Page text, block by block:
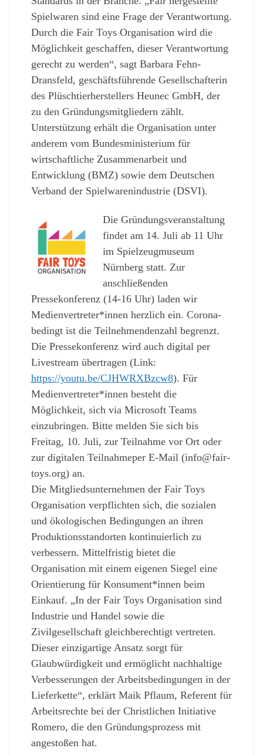
Spielwaren sind eine Frage der Verantwortung.
Durch die Fair Toys Organisation wird die
Möglichkeit geschaffen, dieser Verantwortung
gerecht zu werden“, sagt Barbara Fehn-
Dransfeld, geschäftsführende Gesellschafterin
des Plüschtierherstellers Heunec GmbH, der
zu den Gründungsmitgliedern zählt.
Unterstützung erhält die Organisation unter
anderem vom Bundesministerium für
wirtschaftliche Zusammenarbeit und
Entwicklung (BMZ) sowie dem Deutschen
Verband der Spielwarenindustrie (DSVI).
Die Gründungsveranstaltung
findet am 14. Juli ab 11 Uhr
im Spielzeugmuseum
Nürnberg statt. Zur
anschließenden
Pressekonferenz (14-16 Uhr) laden wir
Medienvertreter*innen herzlich ein. Corona-
bedingt ist die Teilnehmendenzahl begrenzt.
Die Pressekonferenz wird auch digital per
Livestream übertragen (Link:
https://youtu.be/CJHWRXBzcw8). Für
Medienvertreter*innen besteht die
Möglichkeit, sich via Microsoft Teams
einzubringen. Bitte melden Sie sich bis
Freitag, 10. Juli, zur Teilnahme vor Ort oder
zur digitalen Teilnahmeper E-Mail (info@fair-
toys.org) an.
Die Mitgliedsunternehmen der Fair Toys
Organisation verpflichten sich, die sozialen
und ökologischen Bedingungen an ihren
Produktionsstandorten kontinuierlich zu
verbessern. Mittelfristig bietet die
Organisation mit einem eigenen Siegel eine
Orientierung für Konsument*innen beim
Einkauf. „In der Fair Toys Organisation sind
Industrie und Handel sowie die
Zivilgesellschaft gleichberechtigt vertreten.
Dieser einzigartige Ansatz sorgt für
Glaubwürdigkeit und ermöglicht nachhaltige
Verbesserungen der Arbeitsbedingungen in der
Lieferkette“, erklärt Maik Pflaum, Referent für
Arbeitsrechte bei der Christlichen Initiative
Romero, die den Gründungsprozess mit
angestoßen hat.